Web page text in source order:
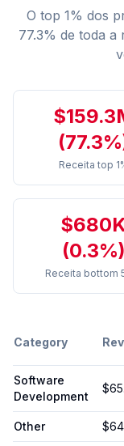
O top 1% dos
77.3% de toda a
Receita top
(0.3%)
Receita bottom
Category
Software
Development
Other